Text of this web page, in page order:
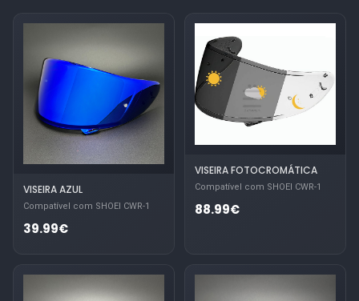
VISEIRA AZUL
Compatível com SHOEI CWR-1
39.99€
VISEIRA FOTOCROMÁTICA
Compatível com SHOEI CWR-1
88.99€